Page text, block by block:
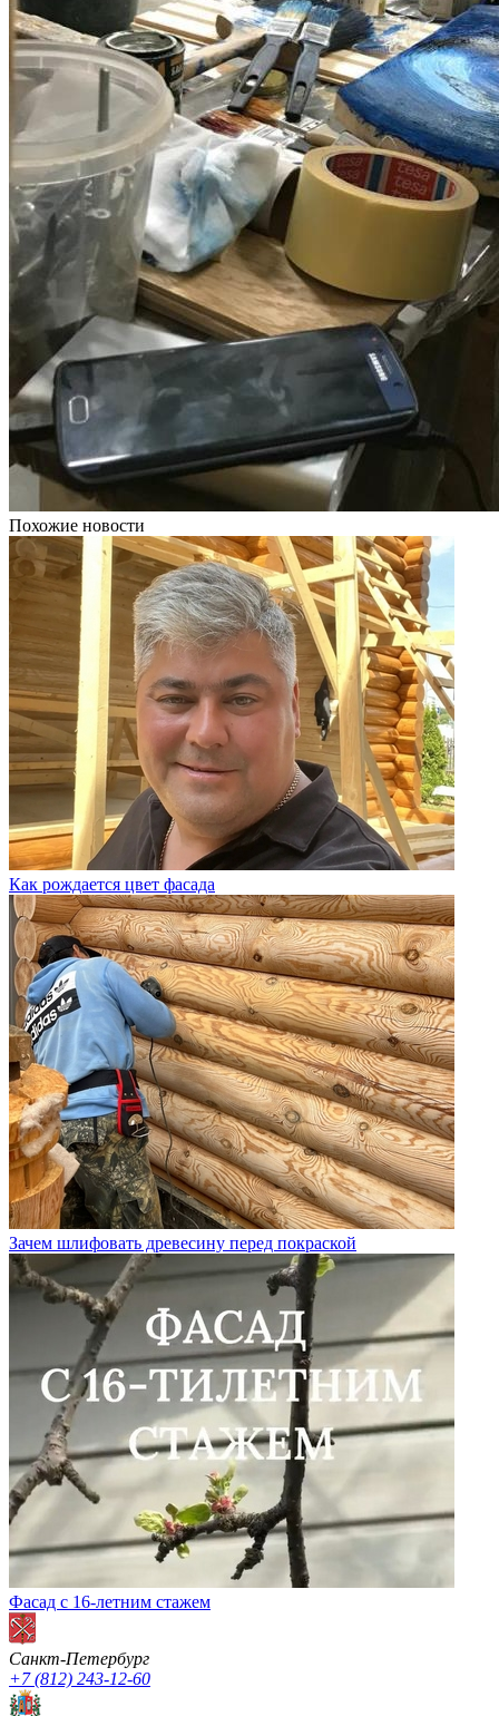
Похожие новости
Как рождается цвет фасада
Зачем шлифовать древесину перед покраской
Фасад с 16-летним стажем
Санкт-Петербург
+7 (812) 243-12-60